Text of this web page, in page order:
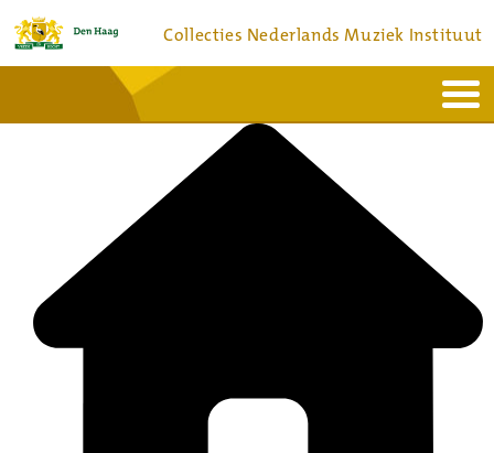
Collecties Nederlands Muziek Instituut
Bronnen en collecties